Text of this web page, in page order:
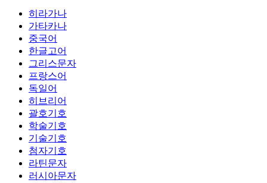
히라가나
가타카나
중국어
한글고어
그리스문자
프랑스어
독일어
히브리어
괄호기호
학술기호
기술기호
첨자기호
라틴문자
러시아문자